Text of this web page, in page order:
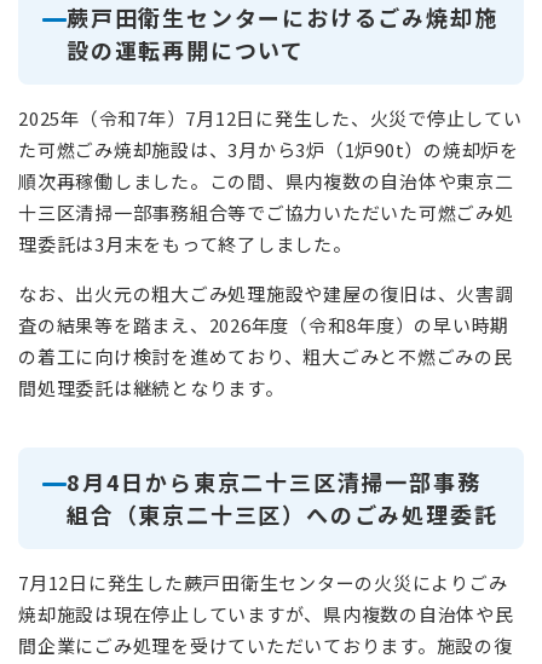
蕨戸田衛生センターにおけるごみ焼却施
設の運転再開について
2025年（令和7年）7月12日に発生した、火災で停止してい
た可燃ごみ焼却施設は、3月から3炉（1炉90t）の焼却炉を
順次再稼働しました。この間、県内複数の自治体や東京二
十三区清掃一部事務組合等でご協力いただいた可燃ごみ処
理委託は3月末をもって終了しました。
なお、出火元の粗大ごみ処理施設や建屋の復旧は、火害調
査の結果等を踏まえ、2026年度（令和8年度）の早い時期
の着工に向け検討を進めており、粗大ごみと不燃ごみの民
間処理委託は継続となります。
8月4日から東京二十三区清掃一部事務
組合（東京二十三区）へのごみ処理委託
7月12日に発生した蕨戸田衛生センターの火災によりごみ
焼却施設は現在停止していますが、県内複数の自治体や民
間企業にごみ処理を受けていただいております。施設の復